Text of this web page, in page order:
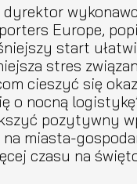
dyrektor
Europe,
start
stres
cieszyć się
o nocną
pozytywny
miasta-
czasu na